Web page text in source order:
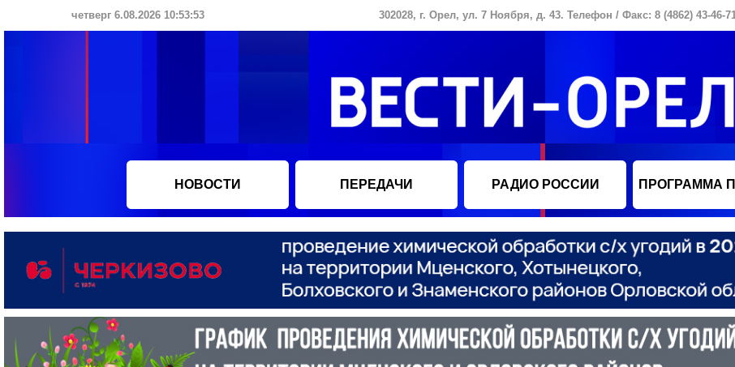
четверг 6.08.2026 10:53:54 302028, г. Орел, ул. 7 Ноября, д. 43. Телефон / Факс: 8 (4862) 43-46-
НОВОСТИ ПЕРЕДАЧИ РАДИО РОССИИ ПРОГРАММА